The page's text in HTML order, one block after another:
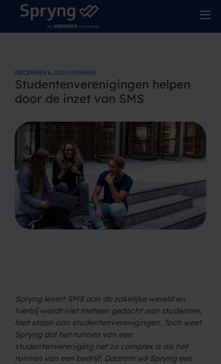
DECEMBER 6, 2020 | OTHERS
Studentenverenigingen helpen
door de inzet van SMS
Spryng levert SMS aan de zakelijke wereld en
hierbij wordt niet meteen gedacht aan studenten,
laat staan aan studentenverenigingen. Toch weet
Spryng dat het runnen van een
studentenvereniging net zo complex is als het
runnen van een bedrijf. Daarom wil Spryng een